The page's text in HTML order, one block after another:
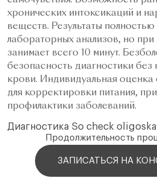
хронических интоксикаций и
веществ. Результаты
лабораторных анализов, но
занимает всего 10 минут.
безопасность диагностики
крови. Индивидуальная оценка
для корректировки питания,
профилактики заболеваний.
Диагностика So check
Продолжительность
ЗАПИСАТЬСЯ НА